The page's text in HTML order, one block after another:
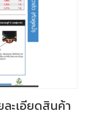
ะเอียดสินค้า